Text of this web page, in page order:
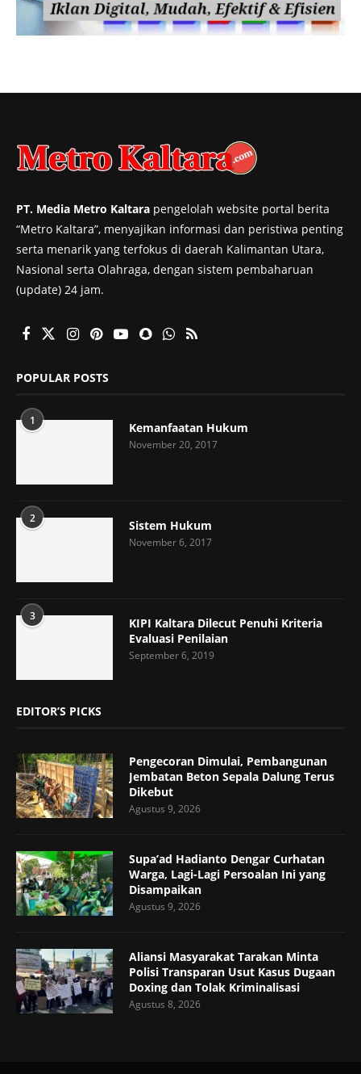
PT. Media Metro Kaltara pengelolah website portal berita
“Metro Kaltara”, menyajikan informasi dan peristiwa penting
serta menarik yang terfokus di daerah Kalimantan Utara,
Nasional serta Olahraga, dengan sistem pembaharuan
(update) 24 jam.
POPULAR POSTS
1 Kemanfaatan Hukum
November 20, 2017
2 Sistem Hukum
November 6, 2017
3
KIPI Kaltara Dilecut Penuhi Kriteria
Evaluasi Penilaian
September 6, 2019
EDITOR’S PICKS
Pengecoran Dimulai, Pembangunan
Jembatan Beton Sepala Dalung Terus
Dikebut
Agustus 9, 2026
Supa’ad Hadianto Dengar Curhatan
Warga, Lagi-Lagi Persoalan Ini yang
Disampaikan
Agustus 9, 2026
Aliansi Masyarakat Tarakan Minta
Polisi Transparan Usut Kasus Dugaan
Doxing dan Tolak Kriminalisasi
Agustus 8, 2026